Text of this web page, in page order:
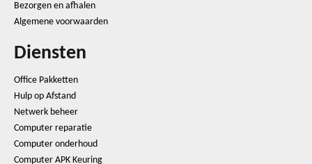
Bezorgen en afhalen
Algemene voorwaarden
Diensten
Office Pakketten
Hulp op Afstand
Netwerk beheer
Computer reparatie
Computer onderhoud
Computer APK Keuring